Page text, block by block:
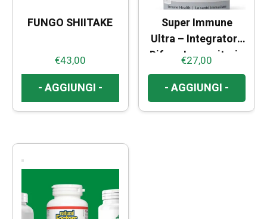
FUNGO SHIITAKE
€43,00
- AGGIUNGI -
Super Immune
Ultra – Integratore
Difese Immunitarie
€27,00
- AGGIUNGI -